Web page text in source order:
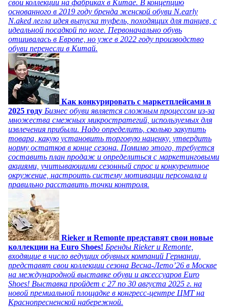
свои коллекции на фабриках в Китае. В концепцию
основанного в 2019 году бренда женской обуви N.early
N.aked легла идея выпуска туфель, походящих для танцев, с
идеальной посадкой по ноге. Первоначально обувь
отшивалась в Европе, но уже в 2022 году производство
обуви перенесли в Китай.
Как конкурировать с маркетплейсами в
2025 году Бизнес обуви является сложным процессом из-за
множества смежных микростратегий, используемых для
извлечения прибыли. Надо определить, сколько закупить
товара, какую установить торговую наценку, утвердить
норму остатков в конце сезона. Помимо этого, требуется
составить план продаж и определиться с маркетинговыми
акциями, учитывающими сезонный спрос и конкурентное
окружение, настроить систему мотивации персонала и
правильно расставить точки контроля.
Rieker и Remonte представят свои новые
коллекции на Euro Shoes! Бренды Rieker и Remonte,
входящие в число ведущих обувных компаний Германии,
представят свои коллекции сезона Весна-Лето’26 в Москве
на международной выставке обуви и аксессуаров Euro
Shoes! Выставка пройдет c 27 по 30 августа 2025 г. на
новой премиальной площадке в конгресс-центре ЦМТ на
Краснопресненской набережной.